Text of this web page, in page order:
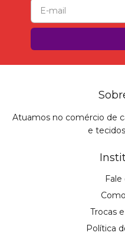
Atuamos no comércio de
e
Trocas
Política